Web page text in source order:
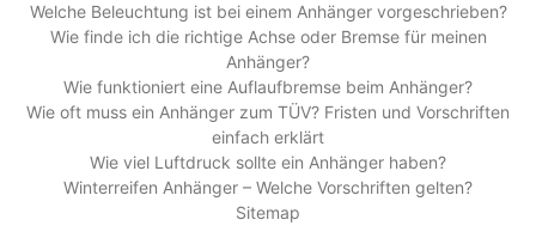
Welche Beleuchtung ist bei einem Anhänger vorgeschrieben?
Wie finde ich die richtige Achse oder Bremse für meinen
Anhänger?
Wie funktioniert eine Auflaufbremse beim Anhänger?
Wie oft muss ein Anhänger zum TÜV? Fristen und Vorschriften
einfach erklärt
Wie viel Luftdruck sollte ein Anhänger haben?
Winterreifen Anhänger – Welche Vorschriften gelten?
Sitemap